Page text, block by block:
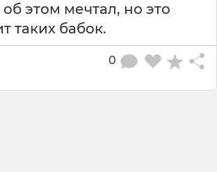
этом мечтал, но это
таких бабок.
0